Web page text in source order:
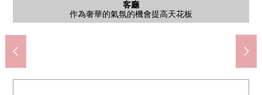
客廳
作為奢華的氣氛的機會提高天花板
外觀
假如是車的話，一般情況下建成2台並列的停車的停車場
門口
配通頂設計有開放感覺的門口
客廳
使廚房的天花板設計變化，上演弛張
廚房
家族的會話興奮起來的櫃台廚房
廚房
能把大型的碗櫥放在的廚房
和式房間
Square榻榻米漂亮的和式房間
公共汽車
有窗的系統總線
公共汽車
寬鬆的浴室
洗臉
櫃台大的盥洗台
廁所
1樓廁所
廁所
2樓廁所
西式房間
面向陽台的西式房間(約7.0張塌塌米)
西式房間
面向陽台的西式房間(約5.2張塌塌米)
陽台
能從兩個西式房間來來去去的陽台
西式房間
西式房間(約7.0張塌塌米)
西式房間
面向陽台的西式房間(約5.2張塌塌米)
西式房間
西式房間(約5.2張塌塌米)
外觀
外觀
外觀
外觀
外觀
外觀
外觀
外觀
停車場
一般情況下能把車並列2台在停好的停車場
LIFE相模原若松商店(約350m)
新鮮的市場nakaya相模原大沼商店(約580m)
7-Eleven相模原若松3丁目商店(約250m)
全家便利店相模原若松3丁目商店(約290m)
SUGI藥品相模原若松商店(約150m)
小沼西公園(約370m)
相模原若松郵局(約650m)
相模原市立大沼小學(約680m)
相模原市立大野南中學(約270m)